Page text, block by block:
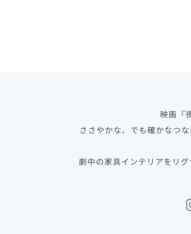
映画『
ささやかな、でも確かなつ
劇中の家具インテリアをリ